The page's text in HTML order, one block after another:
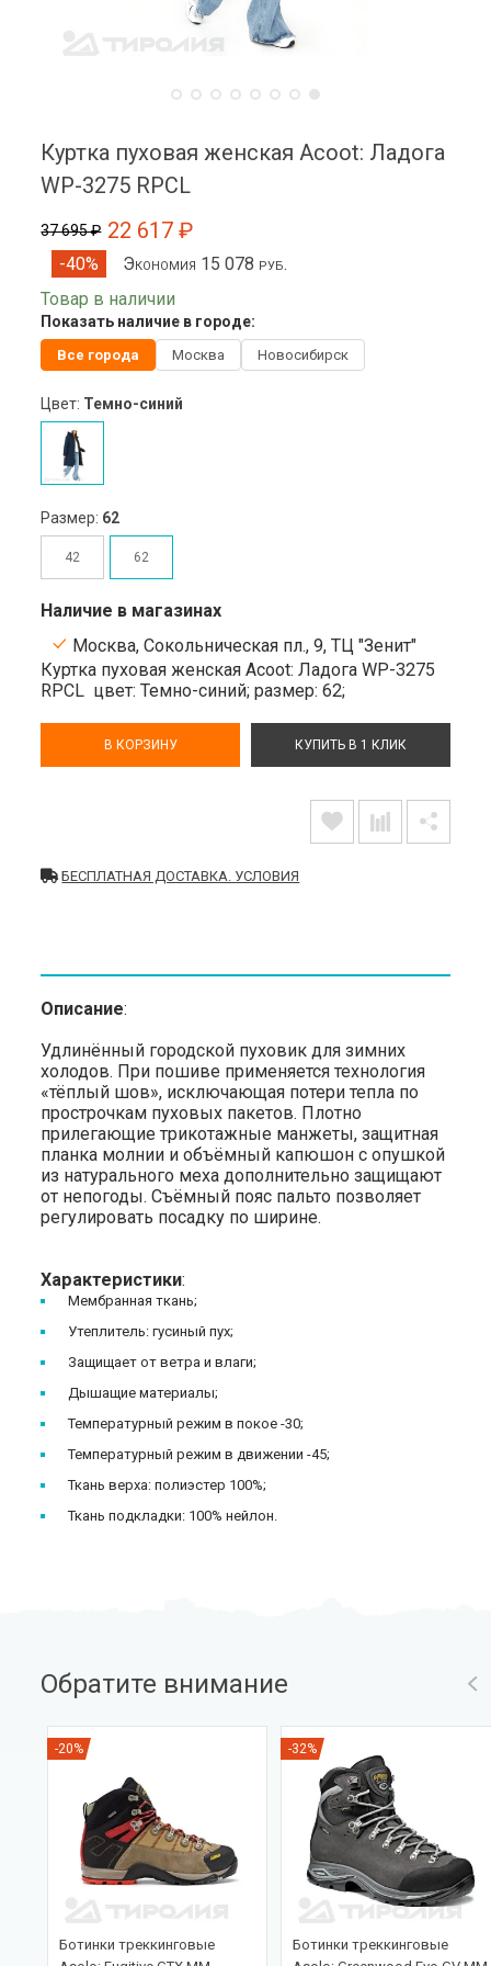
Куртка пуховая женская Acoot: Ладога
WP-3275 RPCL
37 695 ₽ 22 617 ₽
-40%
Экономия 15 078 руб.
Товар в наличии
Показать наличие в городе:
Все города Москва Новосибирск
Цвет: Темно-синий
Размер: 62
42 62
Наличие в магазинах
Москва, Сокольническая пл., 9, ТЦ "Зенит"
Куртка пуховая женская Acoot: Ладога WP-3275
RPCL цвет: Темно-синий;размер: 62;
В КОРЗИНУ КУПИТЬ В 1 КЛИК
БЕСПЛАТНАЯ ДОСТАВКА. УСЛОВИЯ
Описание:
Удлинённый городской пуховик для зимних
холодов. При пошиве применяется технология
«тёплый шов», исключающая потери тепла по
прострочкам пуховых пакетов. Плотно
прилегающие трикотажные манжеты, защитная
планка молнии и объёмный капюшон с опушкой
из натурального меха дополнительно защищают
от непогоды. Съёмный пояс пальто позволяет
регулировать посадку по ширине.
Характеристики:
Мембранная ткань;
Утеплитель: гусиный пух;
Защищает от ветра и влаги;
Дышащие материалы;
Температурный режим в покое -30;
Температурный режим в движении -45;
Ткань верха: полиэстер 100%;
Ткань подкладки: 100% нейлон.
Обратите внимание
-20%
Ботинки треккинговые
-32%
Ботинки треккинговые